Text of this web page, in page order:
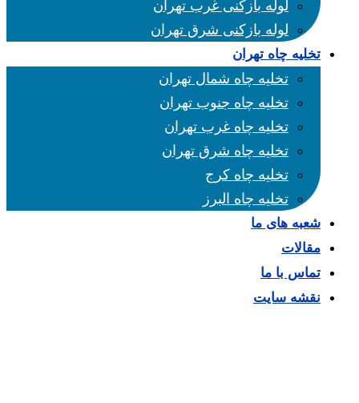
لوله بازکنی غرب تهران
لوله بازکنی شرق تهران
تخلیه چاه تهران
تخلیه چاه شمال تهران
تخلیه چاه جنوب تهران
تخلیه چاه غرب تهران
تخلیه چاه شرق تهران
تخلیه چاه کرج
تخلیه چاه البرز
شعبه های ما
مقالات
تماس با ما
نقشه سایت